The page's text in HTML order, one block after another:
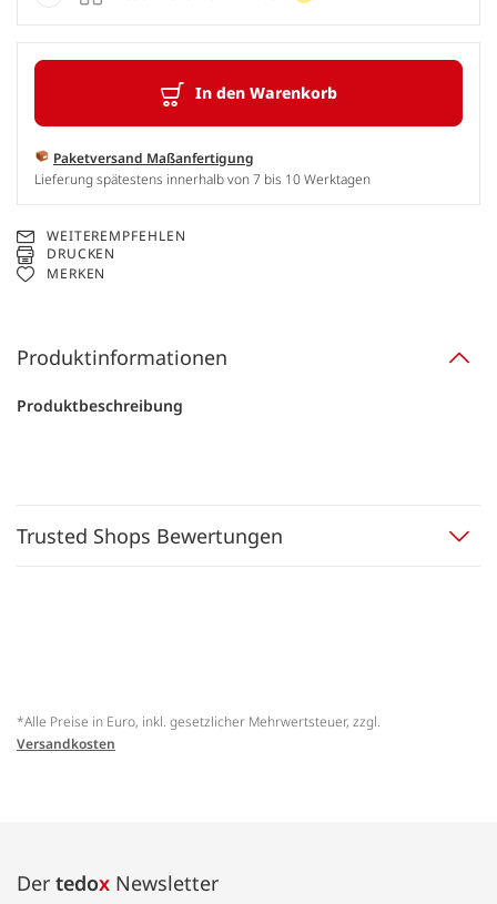
In den Warenkorb
Paketversand Maßanfertigung
Lieferung spätestens innerhalb von 7 bis 10 Werktagen
WEITEREMPFEHLEN
DRUCKEN
MERKEN
Produktinformationen
Produktbeschreibung
Trusted Shops Bewertungen
*Alle Preise in Euro, inkl. gesetzlicher Mehrwertsteuer, zzgl.
Versandkosten
Der tedox Newsletter